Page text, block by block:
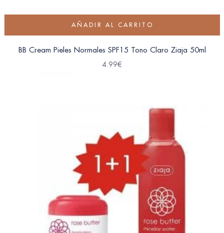
AÑADIR AL CARRITO
BB Cream Pieles Normales SPF15 Tono Claro Ziaja 50ml
4.99€